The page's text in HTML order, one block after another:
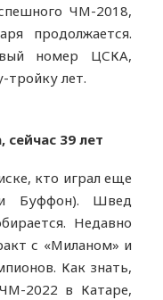
ЧМ-2018,
продолжается.
номер ЦСКА,
тройку лет.
сейчас 39 лет
кто играл еще
Буффон). Швед
Недавно
с «Миланом» и
Как знать,
2022 в Катаре,